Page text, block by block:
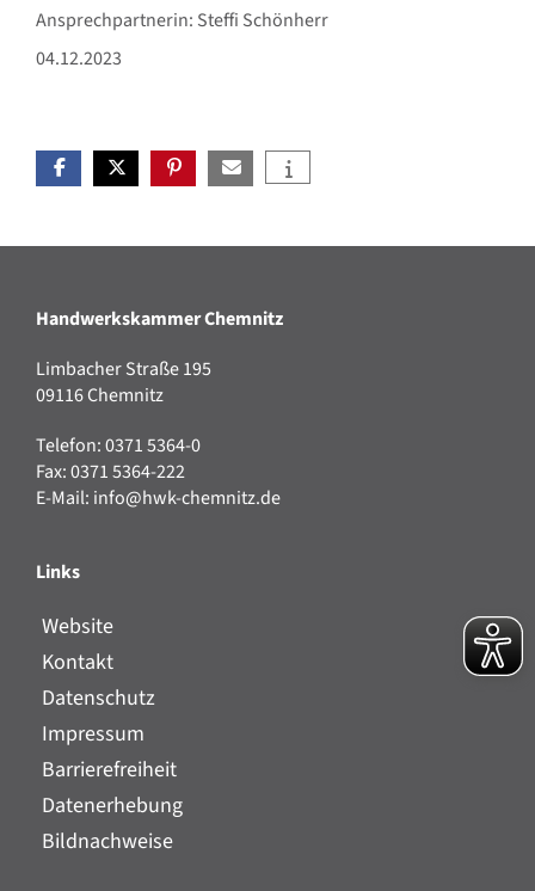
Ansprechpartnerin: Steffi Schönherr
04.12.2023
Handwerkskammer Chemnitz
Limbacher Straße 195
09116 Chemnitz
Telefon: 0371 5364-0
Fax: 0371 5364-222
E-Mail: info@hwk-chemnitz.de
Links
Website
Kontakt
Datenschutz
Impressum
Barrierefreiheit
Datenerhebung
Bildnachweise